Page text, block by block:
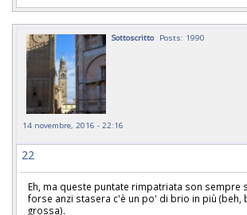
Sottoscritto Posts: 1990
14 novembre, 2016 - 22:16
22
Eh, ma queste puntate rimpatriata son sempre
forse anzi stasera c'è un po' di brio in più (beh,
grossa).